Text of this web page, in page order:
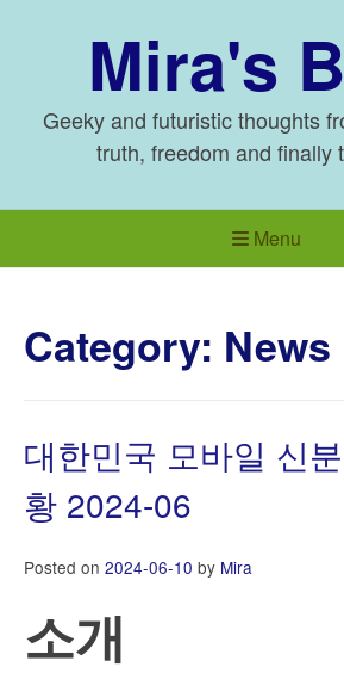
Mira's
Geeky and futuristic thoughts
truth, freedom and finally
Menu
Category: News
대한민국 모바일 신
황 2024-06
Posted on 2024-06-10 by Mira
소개